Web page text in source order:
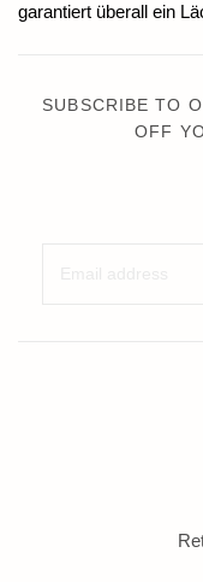
garantiert überall ein
SUBSCRIBE TO
OFF